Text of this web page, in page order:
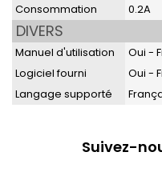
Consommation
0.2A
DIVERS
Manuel d'utilisation
Oui -
Logiciel fourni
Oui -
Langage supporté
Suivez-